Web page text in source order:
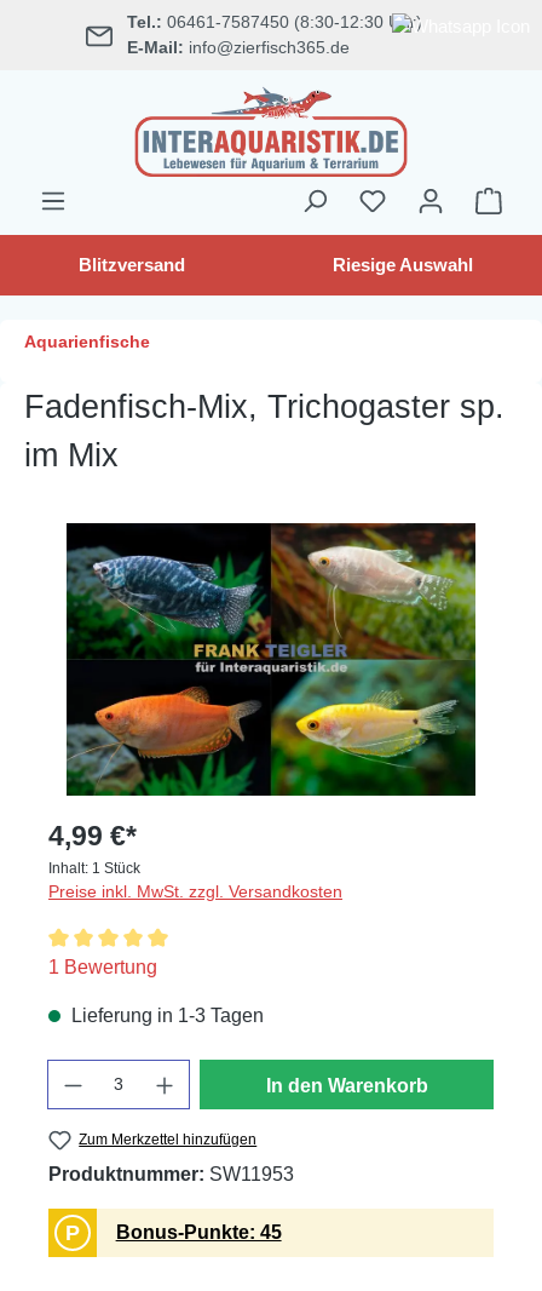
springen Tel.: 06461-7587450 (8:30-12:30 Uhr)
E-Mail: info@zierfisch365.de
Blitzversand Riesige Auswahl
Aquarienfische
Fadenfisch-Mix, Trichogaster sp.
im Mix
Bildergalerie überspringen
4,99 €*
Inhalt: 1 Stück
Preise inkl. MwSt. zzgl. Versandkosten
Durchschnittliche Bewertung von 5 von 5 Sternen
1 Bewertung
Lieferung in 1-3 Tagen
In den Warenkorb
Zum Merkzettel hinzufügen
Produktnummer: SW11953
P Bonus-Punkte: 45